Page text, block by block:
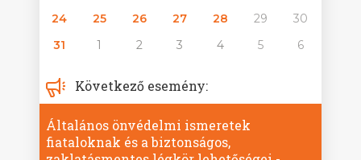
24
25 26 27 28 29
30
31
1 2 3 4 5 6
Következő esemény:
Általános önvédelmi ismeretek
fiataloknak és a biztonságos,